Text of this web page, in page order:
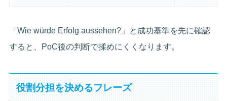
「Wie würde Erfolg aussehen?」と成功基準を先に確認
すると、PoC後の判断で揉めにくくなります。
役割分担を決めるフレーズ